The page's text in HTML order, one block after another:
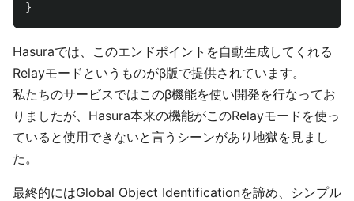
}
Hasuraでは、このエンドポイントを自動生成してくれる
Relayモードというものがβ版で提供されています。
私たちのサービスではこのβ機能を使い開発を行なってお
りましたが、Hasura本来の機能がこのRelayモードを使っ
ていると使用できないと言うシーンがあり地獄を見まし
た。
最終的にはGlobal Object Identificationを諦め、シンプル